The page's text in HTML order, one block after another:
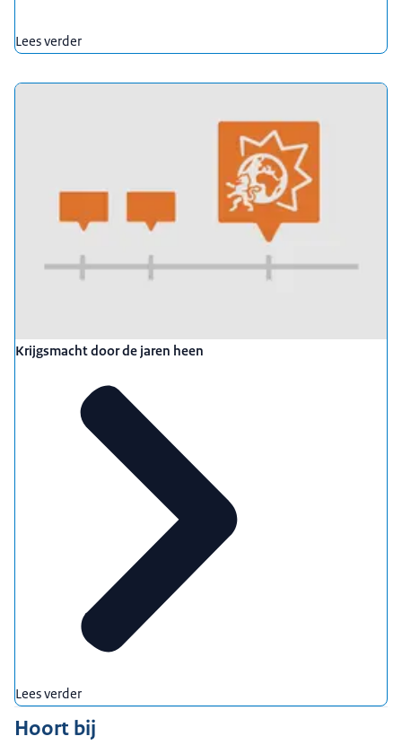
Lees verder
Krijgsmacht door de jaren heen
Lees verder
Hoort bij